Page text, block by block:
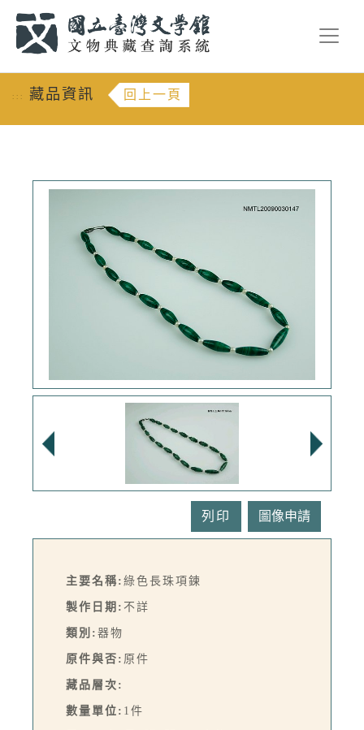
::: 藏品資訊 回上一頁
列印
主要名稱: 綠色長珠項鍊
製作日期: 不詳
類別: 器物
原件與否: 原件
藏品層次:
數量單位: 1件